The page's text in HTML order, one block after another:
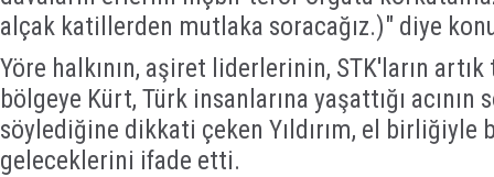
alçak katillerden mutlaka soracağız.)" diye
Yöre halkının, aşiret liderlerinin, STK'ların
bölgeye Kürt, Türk insanlarına yaşattığı
söylediğine dikkati çeken Yıldırım, el birliğiyle
geleceklerini ifade etti.